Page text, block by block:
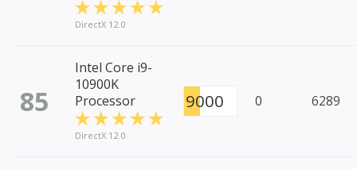
DirectX 12.0
85
Intel Core i9-
10900K
Processor
DirectX 12.0
9000 0 6289